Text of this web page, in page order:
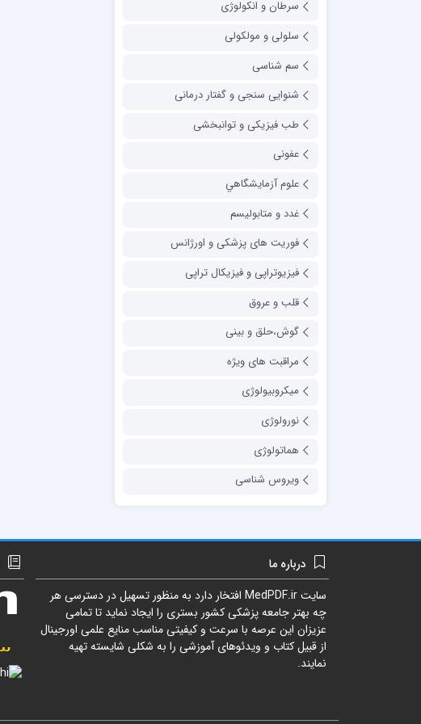
سرطان و انکولوژی
سلولی و مولکولی
سم شناسی
شنوایی سنجی و گفتار درمانی
طب فیزیکی و توانبخشی
عفونی
علوم آزمايشگاهي
غدد و متابولیسم
فوریت های پزشکی و اورژانس
فیزیوتراپی و فیزیکال تراپی
قلب و عروق
گوش،حلق و بینی
مراقبت های ویژه
میکروبیولوژی
نورولوژی
هماتولوژی
ویروس شناسی
درباره ما
سایتMedPDF.ir افتخار دارد به منظور تسهیل در دسترسی هر
چه بهتر جامعه پزشکی کشور بستری را ایجاد نماید تا تمامی
عزیزان این عرصه با سرعت و کیفیتی مناسب منایع علمی اورجینال
از قبیل کتاب و ویدئوهای آموزشی را به شکلی شایسته تهیه
نمایند.